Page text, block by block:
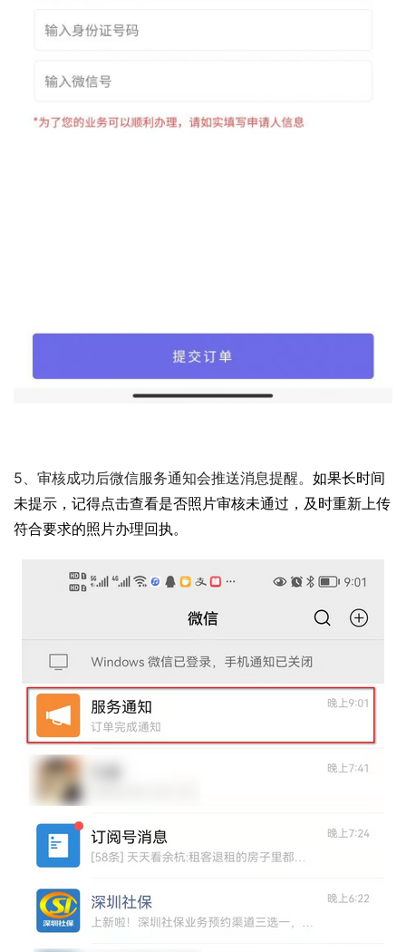
5、审核成功后微信服务通知会推送消息提醒。 如果长时间
未提示，记得点击查看是否照片审核未通过，及时重新上传
符合要求的照片办理回执。